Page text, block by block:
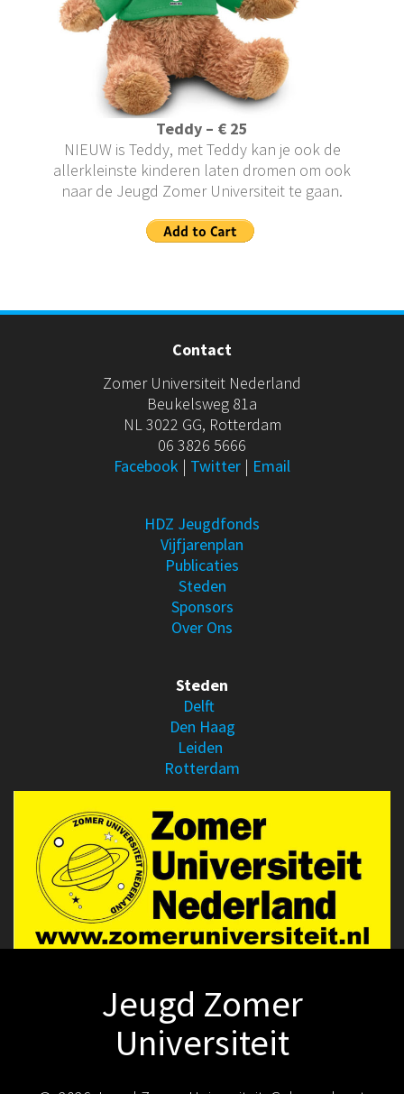
Teddy – € 25
NIEUW is Teddy, met Teddy kan je ook de
allerkleinste kinderen laten dromen om ook
naar de Jeugd Zomer Universiteit te gaan.
Contact
Zomer Universiteit Nederland
Beukelsweg 81a
NL 3022 GG, Rotterdam
06 3826 5666
Facebook | Twitter | Email
HDZ Jeugdfonds
Vijfjarenplan
Publicaties
Steden
Sponsors
Over Ons
Steden
Delft
Den Haag
Leiden
Rotterdam
Jeugd Zomer
Universiteit